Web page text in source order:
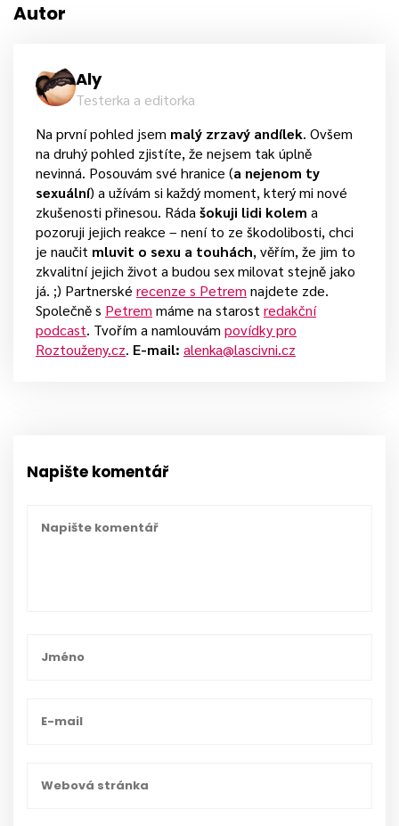
Autor
Aly
Testerka a editorka
Na první pohled jsem malý zrzavý andílek. Ovšem
na druhý pohled zjistíte, že nejsem tak úplně
nevinná. Posouvám své hranice (a nejenom ty
sexuální) a užívám si každý moment, který mi nové
zkušenosti přinesou. Ráda šokuji lidi kolem a
pozoruji jejich reakce – není to ze škodolibosti, chci
je naučit mluvit o sexu a touhách, věřím, že jim to
zkvalitní jejich život a budou sex milovat stejně jako
já. ;) Partnerské recenze s Petrem najdete zde.
Společně s Petrem máme na starost redakční
podcast. Tvořím a namlouvám povídky pro
Roztouženy.cz. E-mail: alenka@lascivni.cz
Napište komentář